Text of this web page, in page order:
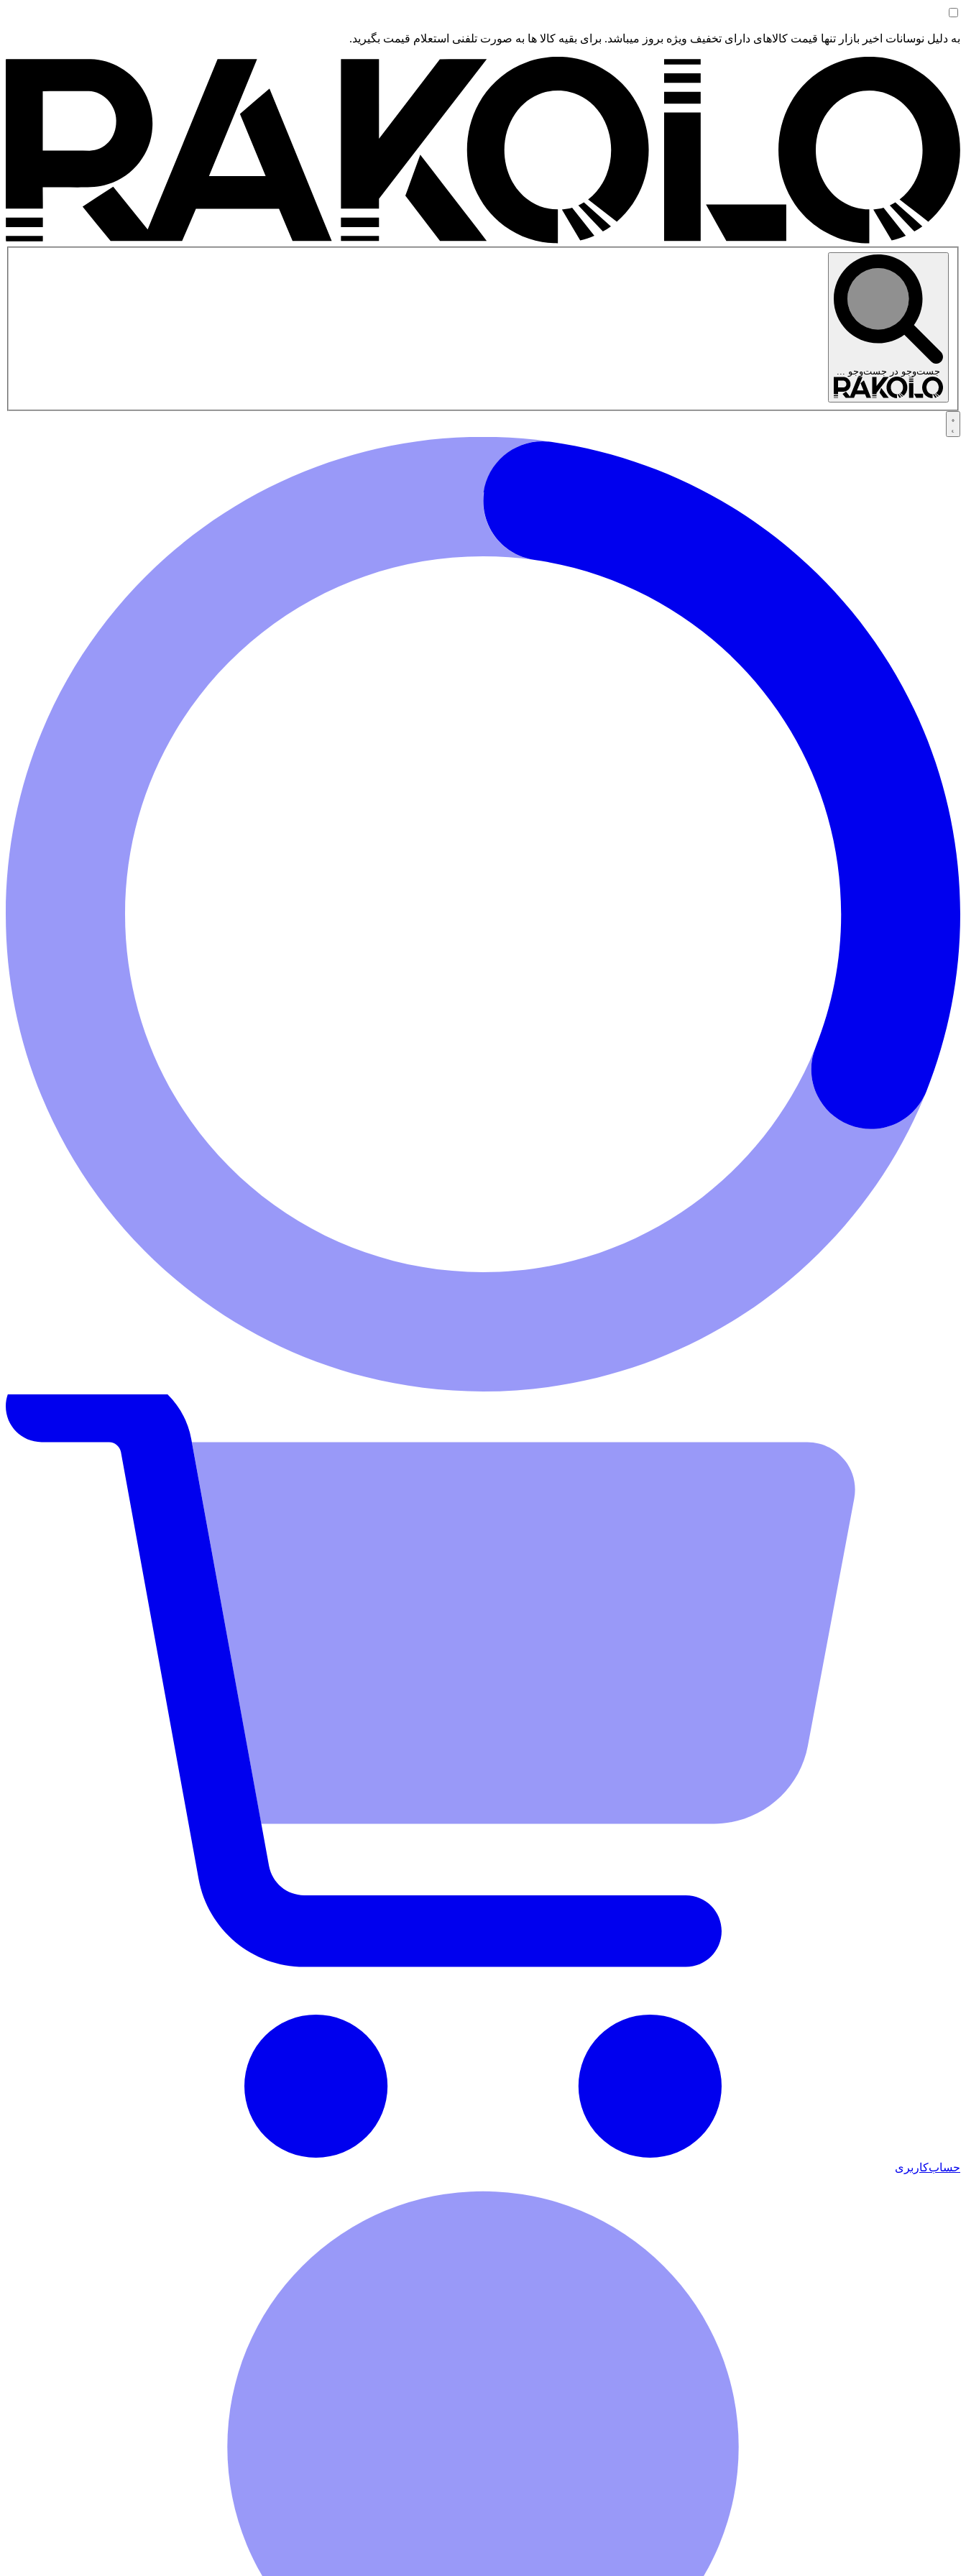
به دلیل نوسانات اخیر بازار تنها قیمت کالاهای دارای تخفیف ویژه بروز میباشد. برای بقیه کالا ها به صورت تلفنی استعلام قیمت بگیرید.
جست‌وجو در جست‌وجو ...
حساب‌کاربری